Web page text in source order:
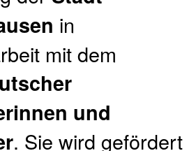
in
mit dem
und
. Sie wird gefördert